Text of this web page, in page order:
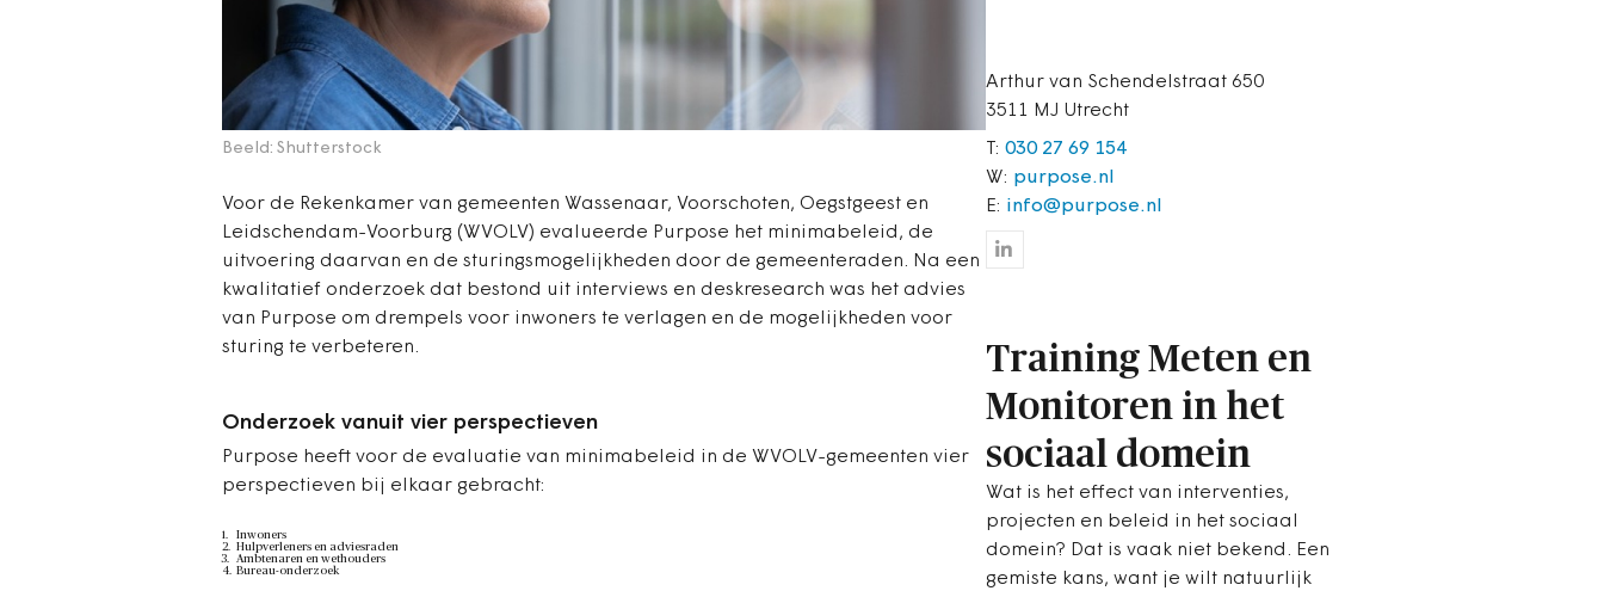
Beeld: Shutterstock
Voor de Rekenkamer van gemeenten Wassenaar, Voorschoten, Oegstgeest en
Leidschendam-Voorburg (WVOLV) evalueerde Purpose het minimabeleid, de
uitvoering daarvan en de sturingsmogelijkheden door de gemeenteraden. Na een
kwalitatief onderzoek dat bestond uit interviews en deskresearch was het advies
van Purpose om drempels voor inwoners te verlagen en de mogelijkheden voor
sturing te verbeteren.
Onderzoek vanuit vier perspectieven
Purpose heeft voor de evaluatie van minimabeleid in de WVOLV-gemeenten vier
perspectieven bij elkaar gebracht:
Inwoners
Hulpverleners en adviesraden
Ambtenaren en wethouders
Bureau-onderzoek
Arthur van Schendelstraat 650
3511 MJ Utrecht
T: 030 27 69 154
W: purpose.nl
E: info@purpose.nl
Training Meten en
Monitoren in het
sociaal domein
Wat is het effect van interventies,
projecten en beleid in het sociaal
domein? Dat is vaak niet bekend. Een
gemiste kans, want je wilt natuurlijk